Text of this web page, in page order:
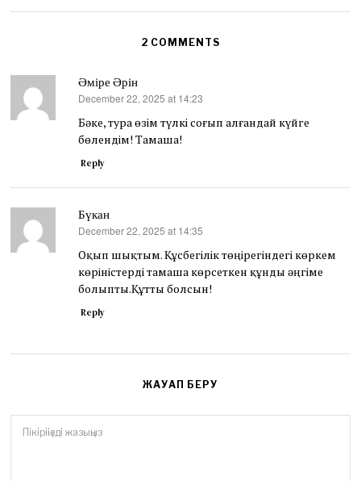
2 COMMENTS
Әміре Әрін
says:
December 22, 2025 at 14:23
Бәке, тура өзім түлкі соғып алғандай күйге
бөлендім! Тамаша!
Reply
Бүкан
says:
December 22, 2025 at 14:35
Оқып шықтым. Құсбегілік төңірегіндегі көркем
көріністерді тамаша көрсеткен құнды әңгіме
болыпты.Құтты болсын!
Reply
ЖАУАП БЕРУ